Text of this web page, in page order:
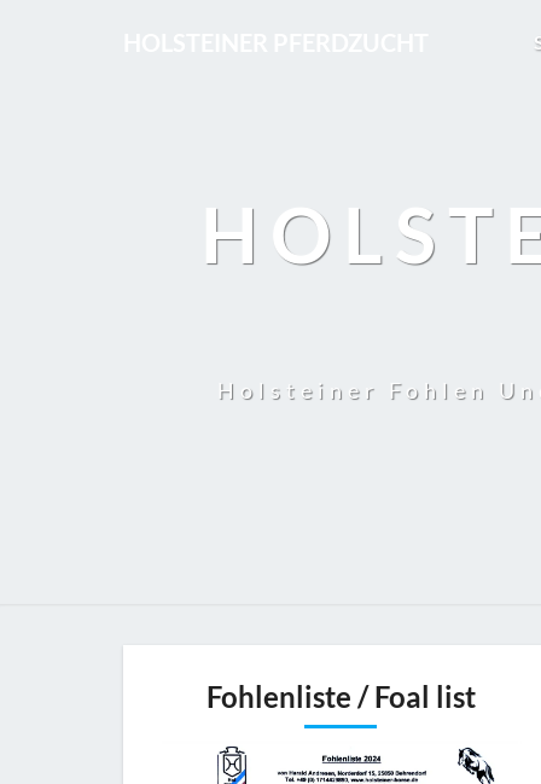
Holsteiner Fohlen
Fohlenliste / Foal list